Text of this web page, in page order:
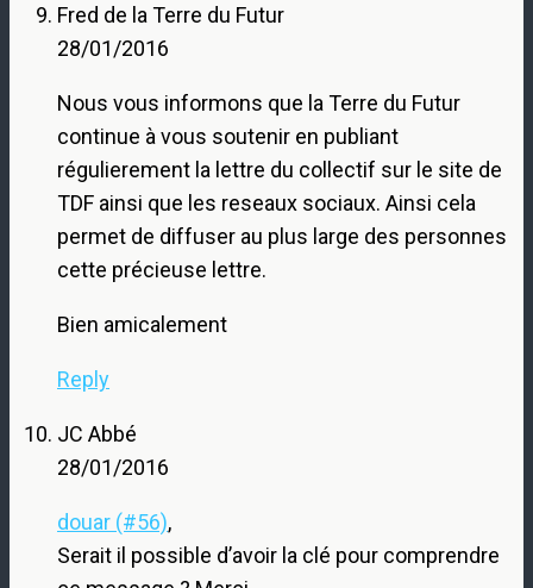
Fred de la Terre du Futur
28/01/2016
Nous vous informons que la Terre du Futur
continue à vous soutenir en publiant
régulierement la lettre du collectif sur le site de
TDF ainsi que les reseaux sociaux. Ainsi cela
permet de diffuser au plus large des personnes
cette précieuse lettre.
Bien amicalement
Reply
JC Abbé
28/01/2016
douar (#56),
Serait il possible d’avoir la clé pour comprendre